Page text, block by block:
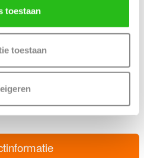
toestaan
toestaan
veer
wc-sluiting (knop niet afgebeeld)